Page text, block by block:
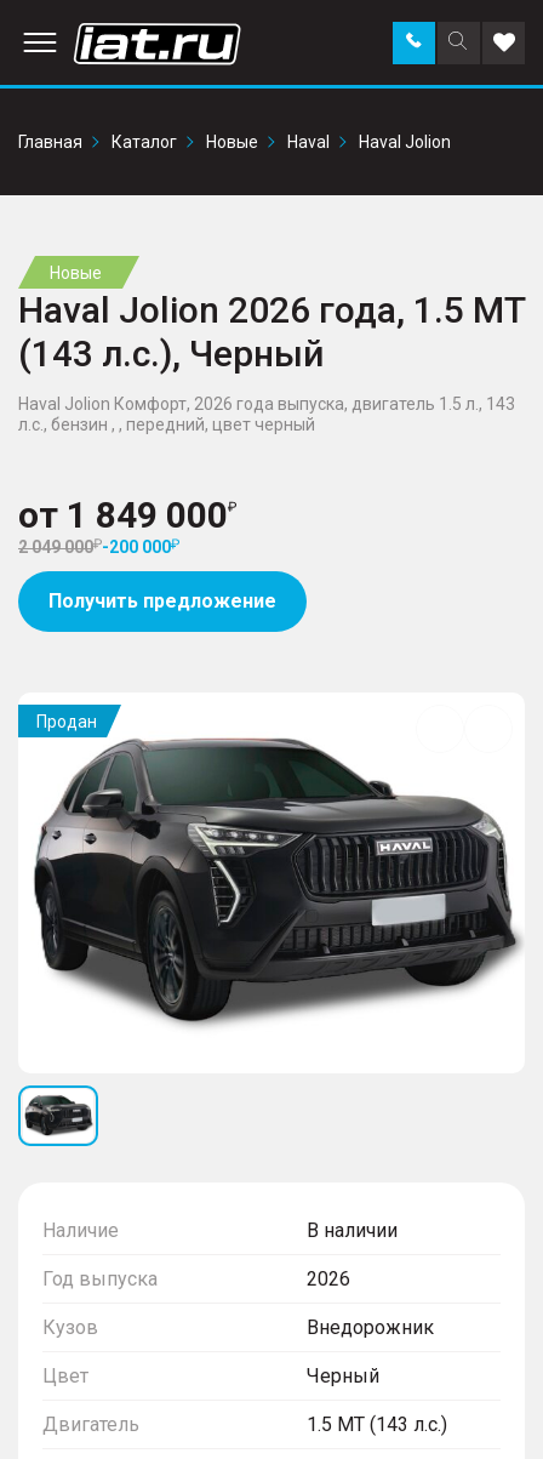
Поиск
по
Заказать
звонок в
Главная
Каталог Новые Haval Haval Jolion
Новые
Haval Jolion 2026 года, 1.5 MT
(143 л.с.), Черный
Haval Jolion Комфорт, 2026 года выпуска, двигатель 1.5 л., 143
л.с., бензин , , передний, цвет черный
от 1 849 000
2 049 000 -200 000
Получить предложение
Наличие В наличии
Год выпуска 2026
Кузов Внедорожник
Цвет Черный
Двигатель 1.5 MT (143 л.с.)
Продан